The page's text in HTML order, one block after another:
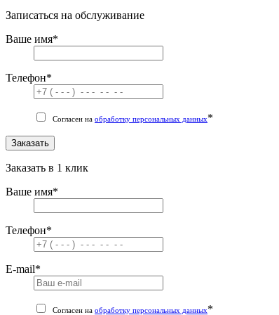
Записаться на обслуживание
Ваше имя*
Телефон*
Согласен на обработку персональных данных*
Заказать
Заказать в 1 клик
Ваше имя*
Телефон*
E-mail*
Согласен на обработку персональных данных*